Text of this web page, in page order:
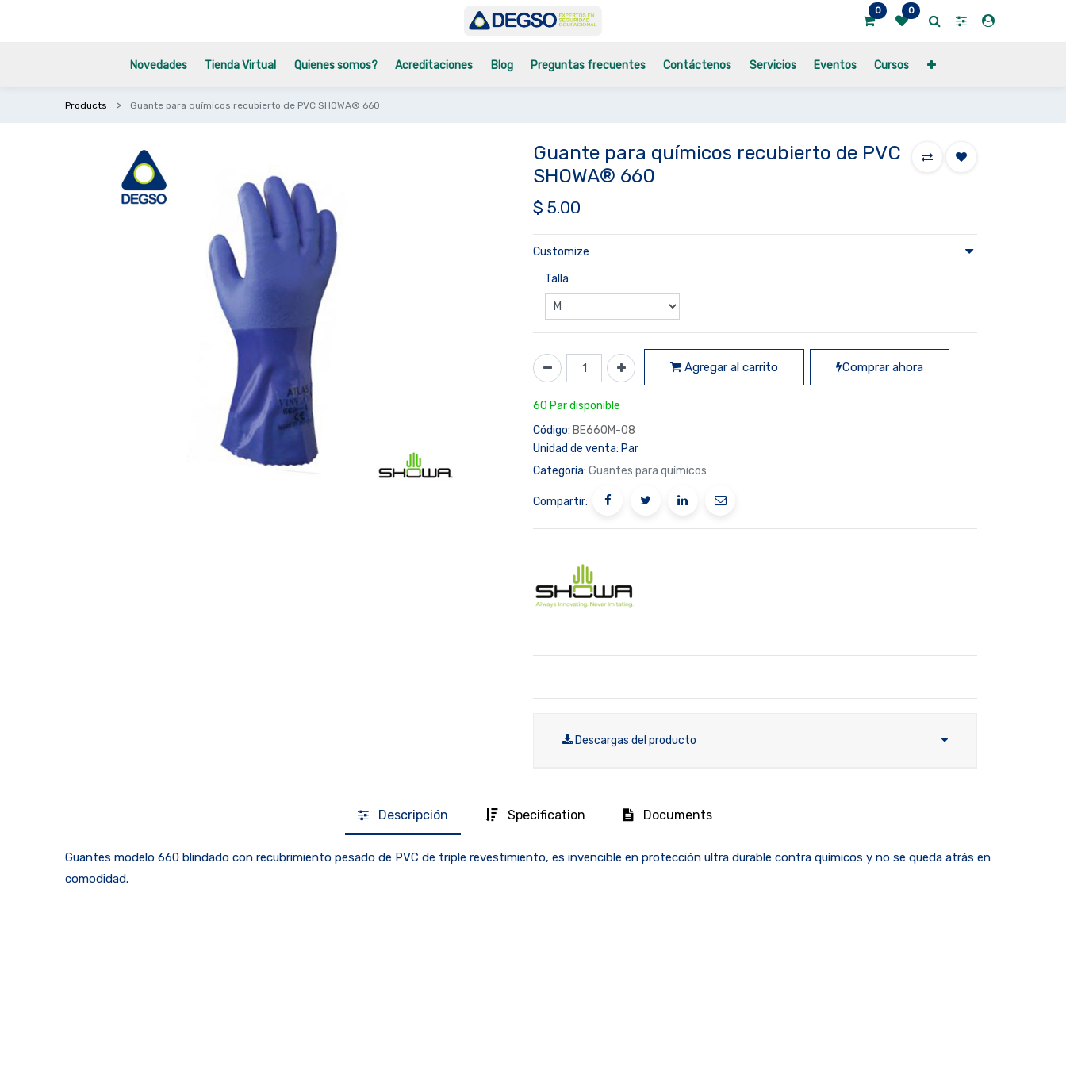
0 0
Novedades Tienda Virtual Quienes somos? Acreditaciones Blog Preguntas frecuentes Contáctenos Servicios Eventos Cursos
Products Guante para químicos recubierto de PVC SHOWA® 660
Guante para químicos recubierto de PVC
SHOWA® 660
$ 5.00
Customize
Talla
Agregar al carrito Comprar ahora
60 Par disponible
Código: BE660M-08
Unidad de venta: Par
Categoría: Guantes para químicos
Compartir:
Descargas del producto
Descripción Specification Documents
Guantes modelo 660 blindado con recubrimiento pesado de PVC de triple revestimiento, es invencible en protección ultra durable contra químicos y no se queda atrás en
comodidad.